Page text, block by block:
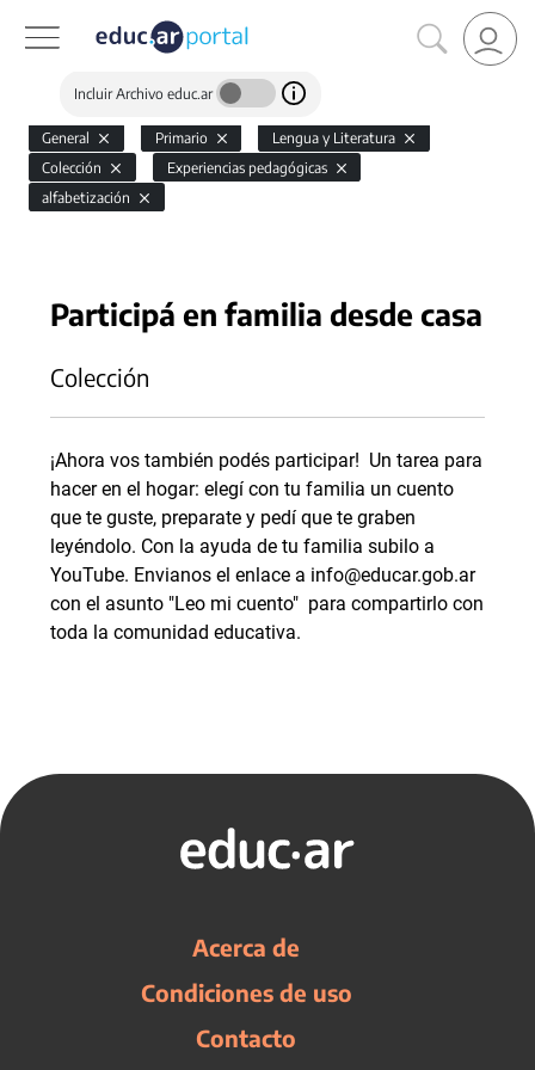
Incluir Archivo educ.ar
General Primario
Lengua y Literatura
Colección
Experiencias pedagógicas
alfabetización
Participá en familia desde casa
Colección
¡Ahora vos también podés participar! Un tarea para
hacer en el hogar: elegí con tu familia un cuento
que te guste, preparate y pedí que te graben
leyéndolo. Con la ayuda de tu familia subilo a
YouTube. Envianos el enlace a info@educar.gob.ar
con el asunto "Leo mi cuento" para compartirlo con
toda la comunidad educativa.
Acerca de
Condiciones de uso
Contacto